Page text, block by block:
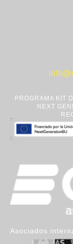
PROGRAMA KIT
NEXT
Asociados